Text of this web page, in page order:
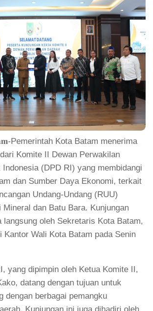
Pemerintah Kota Batam menerima
Komite II Dewan Perwakilan
Indonesia (DPD RI) yang membidangi
dan Sumber Daya Ekonomi, terkait
Undang-Undang (RUU)
dan Batu Bara. Kunjungan
langsung oleh Sekretaris Kota Batam,
Kantor Wali Kota Batam pada Senin
yang dipimpin oleh Ketua Komite II,
datang dengan tujuan untuk
dengan berbagai pemangku
Kunjungan ini juga dihadiri oleh